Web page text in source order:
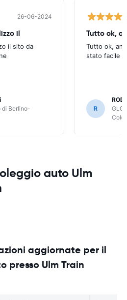
26-06-2024
il
il sito da
di Berlino-
Tutto ok,
Tutto ok,
stato facile
R
auto Ulm
aggiornate per il
presso Ulm Train